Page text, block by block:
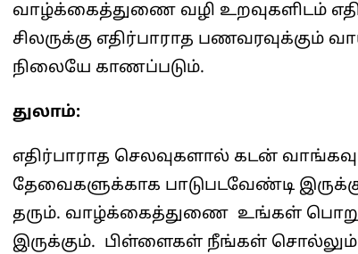
வாழ்க்கைத்துணை வழி உறவுகளிடம்
சிலருக்கு எதிர்பாராத
நிலையே காணப்படும்.
துலாம்:
எதிர்பாராத செலவுகளால் கடன்
தேவைகளுக்காக பாடுபடவேண்டி
தரும். வாழ்க்கைத்துணை உங்கள்
இருக்கும். பிள்ளைகள் நீங்கள்